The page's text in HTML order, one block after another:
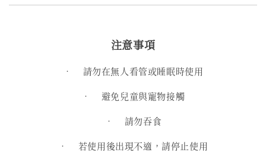
注意事項
•
請勿在無人看管或睡眠時使用
•
避免兒童與寵物接觸
•
請勿吞食
•
若使用後出現不適，請停止使用